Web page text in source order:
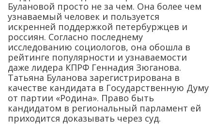
Булановой просто не за чем. Она более чем
узнаваемый человек и пользуется
искренней поддержкой петербуржцев и
россиян. Согласно последнему
исследованию социологов, она обошла в
рейтинге популярности и узнаваемости
даже лидера КПРФ Геннадия Зюганова.
Татьяна Буланова зарегистрирована в
качестве кандидата в Государственную Думу
от партии «Родина». Право быть
кандидатом в региональный парламент ей
приходится доказывать через суд.